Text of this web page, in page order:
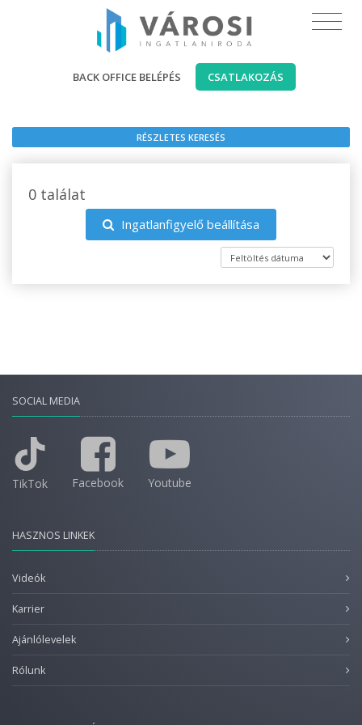
BACK OFFICE BELÉPÉS CSATLAKOZÁS
RÉSZLETES KERESÉS
0 találat
Ingatlanfigyelő beállítása
SOCIAL MEDIA
TikTok Facebook Youtube
HASZNOS LINKEK
Videók
Karrier
Ajánlólevelek
Rólunk